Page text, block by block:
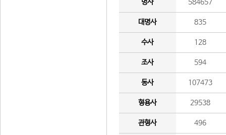
명사 584657
대명사 835
수사 128
조사 594
동사 107473
형용사 29538
관형사 496